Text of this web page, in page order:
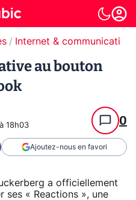
Internet & communication
au bouton
18h03 0
Ajoutez-nous en favori
a officiellement
ses « Reactions », une